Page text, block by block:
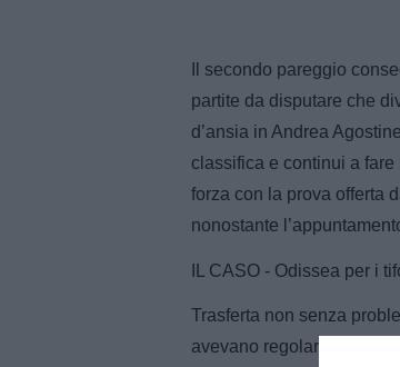
Il secondo pareggio
partite da disputare che
d’ansia in Andrea
classifica e continui a
forza con la prova offerta
nonostante
IL CASO - Odissea per i
Trasferta non senza
avevano regolarmente